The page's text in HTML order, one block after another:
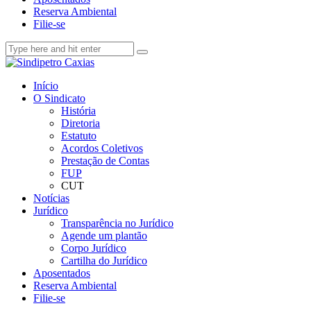
Reserva Ambiental
Filie-se
Início
O Sindicato
História
Diretoria
Estatuto
Acordos Coletivos
Prestação de Contas
FUP
CUT
Notícias
Jurídico
Transparência no Jurídico
Agende um plantão
Corpo Jurídico
Cartilha do Jurídico
Aposentados
Reserva Ambiental
Filie-se